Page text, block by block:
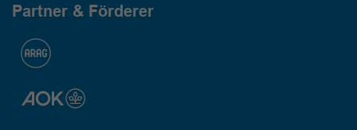
Partner & Förderer